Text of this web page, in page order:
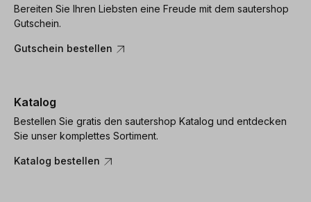
Bereiten Sie Ihren Liebsten eine Freude mit dem sautershop
Gutschein.
Gutschein bestellen
Katalog
Bestellen Sie gratis den sautershop Katalog und entdecken
Sie unser komplettes Sortiment.
Katalog bestellen